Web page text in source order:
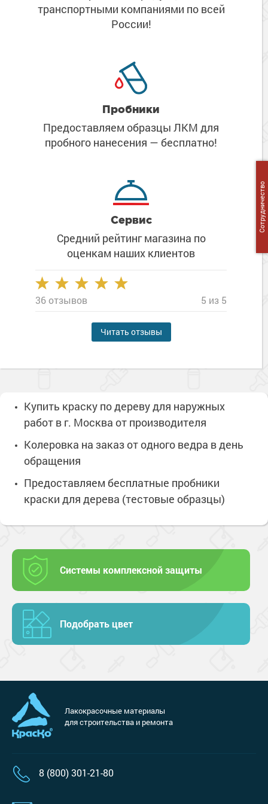
Сопутствующие товары
Морозостойкие краски для металла
Морозостойкие краски для фасада
транспортными компаниями по всей
России!
Пробники
Предоставляем образцы ЛКМ для
пробного нанесения — бесплатно!
Сервис
Средний рейтинг магазина по
оценкам наших клиентов
36 отзывов 5 из 5
Читать отзывы
Купить краску по дереву для наружных
работ в г. Москва от производителя
Колеровка на заказ от одного ведра в день
обращения
Предоставляем бесплатные пробники
краски для дерева (тестовые образцы)
Системы комплексной защиты
Подобрать цвет
Лакокрасочные материалы
для строительства и ремонта
8 (800) 301-21-80
Сотрудничество